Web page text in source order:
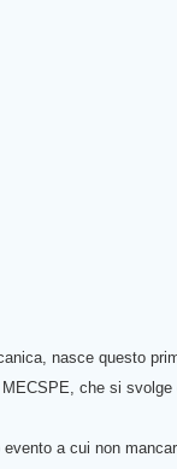
nasce questo
che si svolge
a cui non